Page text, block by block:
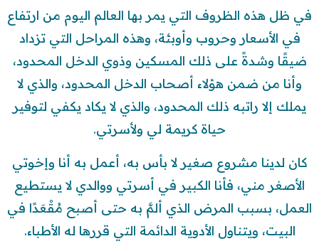
في ظل هذه الظروف التي يمر بها العالم اليوم من ارتفاع
في الأسعار وحروب وأوبئة، وهذه المراحل التي تزداد
ضيقًا وشدةً على ذلك المسكين وذوي الدخل المحدود،
وأنا من ضمن هؤلاء أصحاب الدخل المحدود، والذي لا
يملك إلا راتبه ذلك المحدود، والذي لا يكاد يكفي لتوفير
حياة كريمة لي ولأسرتي.
كان لدينا مشروع صغير لا بأس به، أعمل به أنا وإخوتي
الأصغر مني، فأنا الكبير في أسرتي ووالدي لا يستطيع
العمل، بسبب المرض الذي ألمَّ به حتى أصبح مُقْعَدًا في
البيت، ويتناول الأدوية الدائمة التي قررها له الأطباء.